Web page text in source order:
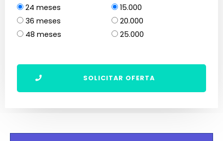
24 meses
36 meses
48 meses
15.000
20.000
25.000
SOLICITAR OFERTA